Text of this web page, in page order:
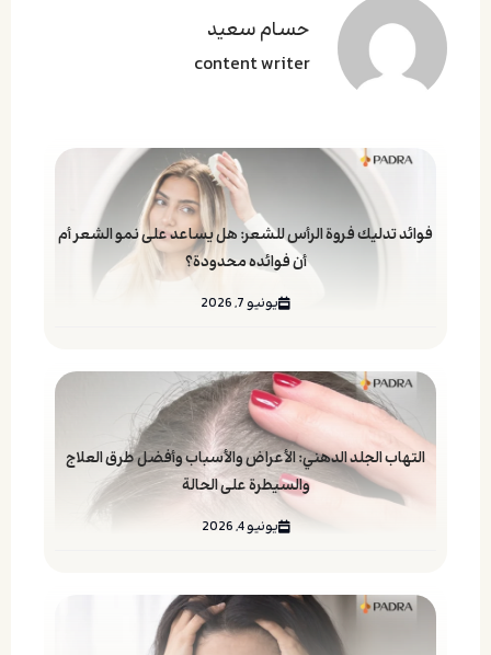
فوائد تدليك فروة الرأس للشعر: هل يساعد على نمو الشعر أم
أن فوائده محدودة؟
يونيو 7, 2026
التهاب الجلد الدهني: الأعراض والأسباب وأفضل طرق العلاج
والسيطرة على الحالة
يونيو 4, 2026
حسام سعید
content writer